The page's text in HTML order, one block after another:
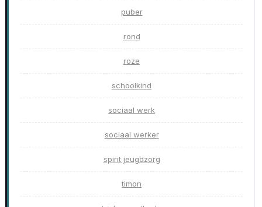
puber
rond
roze
schoolkind
sociaal werk
sociaal werker
spirit jeugdzorg
timon